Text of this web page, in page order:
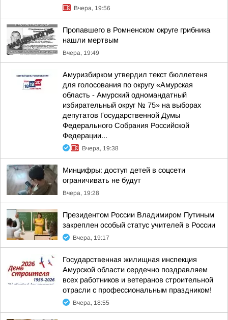
Вчера, 19:56
Пропавшего в Ромненском округе грибника
нашли мертвым
Вчера, 19:49
Амуризбирком утвердил текст бюллетеня
для голосования по округу «Амурская
область - Амурский одномандатный
избирательный округ № 75» на выборах
депутатов Государственной Думы
Федерального Собрания Российской
Федерации...
Вчера, 19:38
Минцифры: доступ детей в соцсети
ограничивать не будут
Вчера, 19:28
Президентом России Владимиром Путиным
закреплен особый статус учителей в России
Вчера, 19:17
Государственная жилищная инспекция
Амурской области сердечно поздравляем
всех работников и ветеранов строительной
отрасли с профессиональным праздником!
Вчера, 18:55